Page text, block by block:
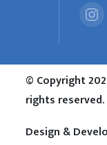
© Copyright
rights reserved.
Design &